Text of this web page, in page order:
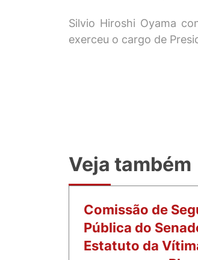
Silvio Hiroshi Oyama
exerceu o cargo de
Veja também
Comissão de
Pública do
Estatuto da